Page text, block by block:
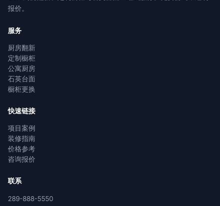
报价。
服务
厨房翻新
定制橱柜
公寓厨房
石英台面
橱柜更换
快速链接
项目案例
装修指南
价格参考
咨询报价
联系
289-888-5550